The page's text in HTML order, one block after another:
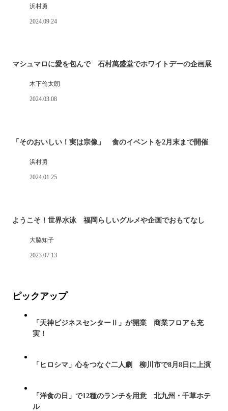
浜村勇
2024.09.24
マシュマロに愛を包んで 石村萬盛堂でホワイトデーの企画展
木下倫太朗
2024.03.08
「そのおいしい！実は宗像」 食のイベントを2月末まで開催
浜村勇
2024.01.25
ようこそ！世界水泳 福岡らしいグルメや企画でおもてなし
大脇知子
2023.07.13
ピックアップ
「天神ビジネスセンターⅡ」が開業 商業フロアも充
実！
「ヒロシマ」心をつなぐ二人劇 柳川市で8月8日に上演
「洋食の日」で12種のランチを用意 北九州・千草ホテ
ル